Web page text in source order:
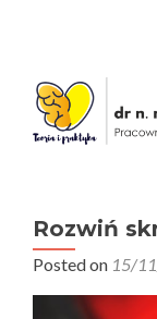
Rozwiń
Posted on 15/